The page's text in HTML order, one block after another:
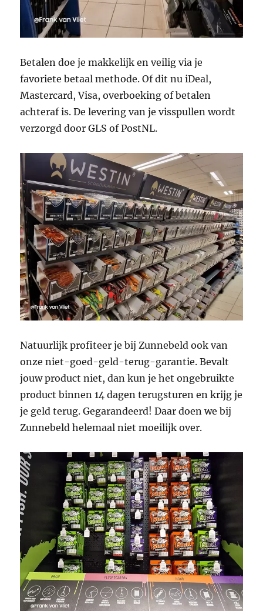
Betalen doe je makkelijk en veilig via je
favoriete betaal methode. Of dit nu iDeal,
Mastercard, Visa, overboeking of betalen
achteraf is. De levering van je visspullen wordt
verzorgd door GLS of PostNL.
Natuurlijk profiteer je bij Zunnebeld ook van
onze niet-goed-geld-terug-garantie. Bevalt
jouw product niet, dan kun je het ongebruikte
product binnen 14 dagen terugsturen en krijg je
je geld terug. Gegarandeerd! Daar doen we bij
Zunnebeld helemaal niet moeilijk over.